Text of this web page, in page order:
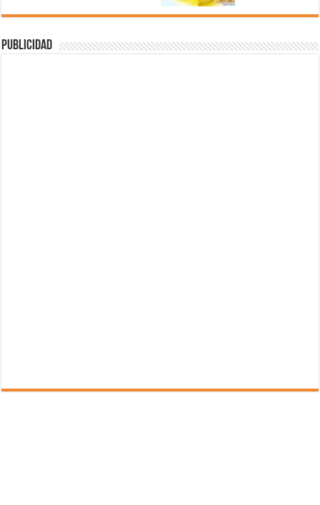
Publicidad